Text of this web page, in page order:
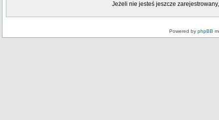
Jeżeli nie jesteś jeszcze
Powered by phpBB